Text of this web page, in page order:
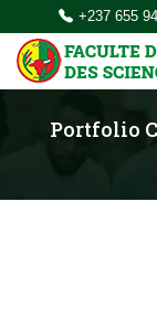
+237 655
Portfolio